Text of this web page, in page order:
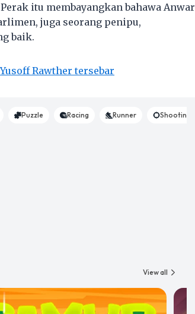
itu membayangkan bahawa Anwar
juga seorang penipu,
baik.
Rawther tersebar